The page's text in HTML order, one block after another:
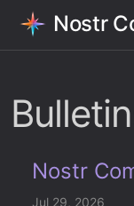
Nostr
Nostr
Jul 29, 2026